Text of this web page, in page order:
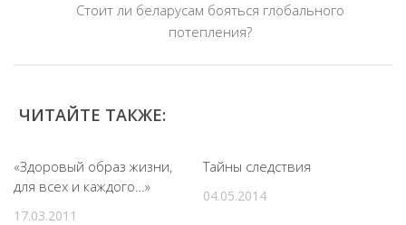
Стоит ли беларусам бояться глобального
потепления?
ЧИТАЙТЕ ТАКЖЕ:
«Здоровый образ жизни,
для всех и каждого…»
17.03.2011
Тайны следствия
04.05.2014